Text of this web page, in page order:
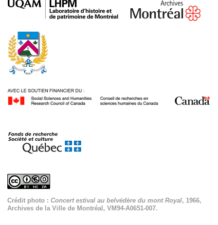
Crédit photo : Concert estival au belvédère du mont Royal, 1966,
Archives de la Ville de Montréal, VM94-A0651-007.